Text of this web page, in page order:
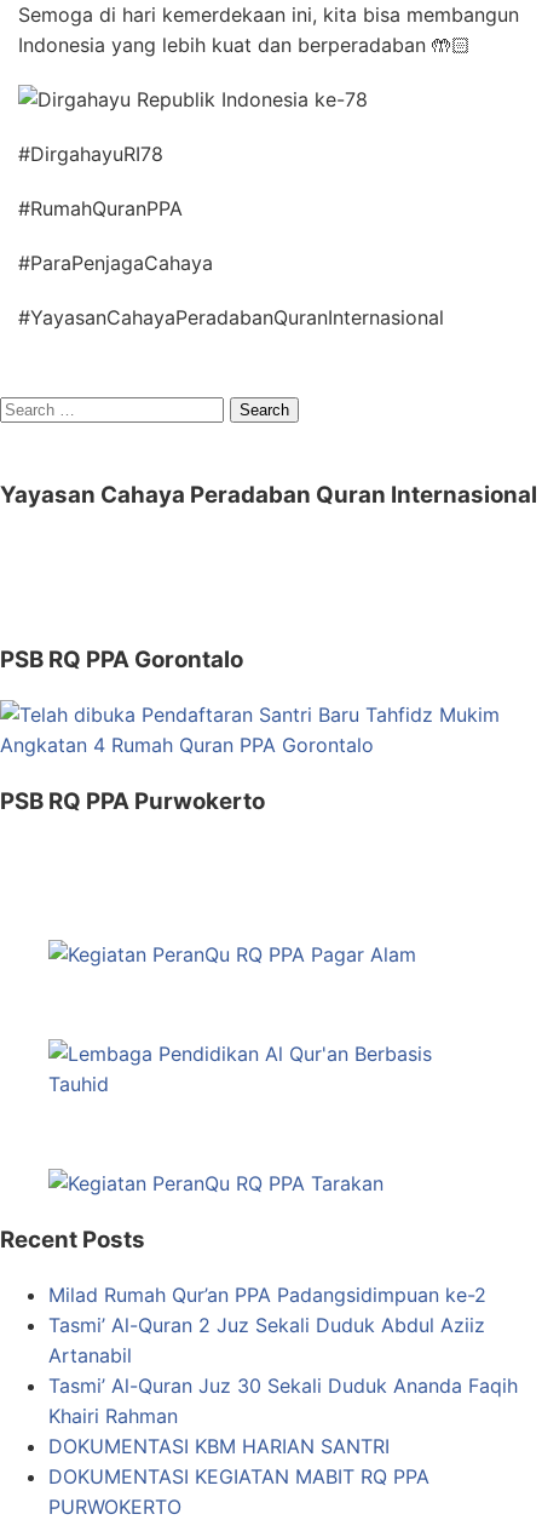
Semoga di hari kemerdekaan ini, kita bisa membangun
Indonesia yang lebih kuat dan berperadaban 🤲🏻
#DirgahayuRI78
#RumahQuranPPA
#ParaPenjagaCahaya
#YayasanCahayaPeradabanQuranInternasional
Search
Yayasan Cahaya Peradaban Quran Internasional
PSB RQ PPA Gorontalo
PSB RQ PPA Purwokerto
Recent Posts
Milad Rumah Qur’an PPA Padangsidimpuan ke-2
Tasmi’ Al-Quran 2 Juz Sekali Duduk Abdul Aziiz
Artanabil
Tasmi’ Al-Quran Juz 30 Sekali Duduk Ananda Faqih
Khairi Rahman
DOKUMENTASI KBM HARIAN SANTRI
DOKUMENTASI KEGIATAN MABIT RQ PPA
PURWOKERTO